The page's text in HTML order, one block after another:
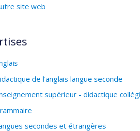
site web
de l'anglais langue seconde
supérieur - didactique
secondes et étrangères